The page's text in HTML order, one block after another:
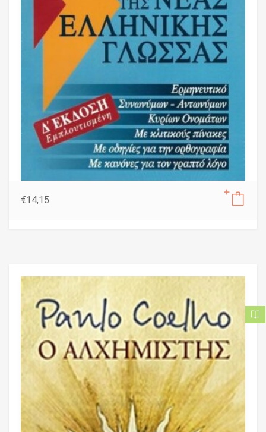
€14,15